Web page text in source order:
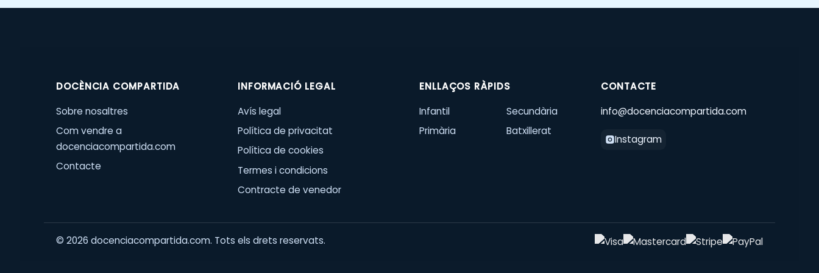
DOCÈNCIA COMPARTIDA
Sobre nosaltres
Com vendre a
docenciacompartida.com
Contacte
INFORMACIÓ LEGAL
Avís legal
Política de privacitat
Política de cookies
Termes i condicions
Contracte de venedor
ENLLAÇOS RÀPIDS
Infantil
Primària
Secundària
Batxillerat
CONTACTE
info@docenciacompartida.com
Instagram
© 2026 docenciacompartida.com. Tots els drets reservats.